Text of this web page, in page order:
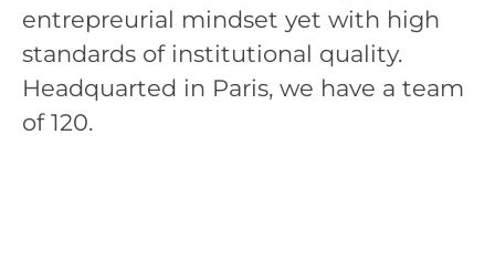
entrepreurial mindset yet with high
standards of institutional quality.
Headquarted in Paris, we have a team
of 120.